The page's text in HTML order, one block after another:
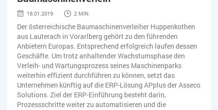
18.01.2019 2 MIN.
Der österreichische Baumaschinenverleiher Huppenkothen
aus Lauterach in Vorarlberg gehört zu den führenden
Anbietern Europas. Entsprechend erfolgreich laufen dessen
Geschäfte. Um trotz anhaltender Wachstumsphase den
Verleih- und Wartungsprozess seines Maschinenparks
weiterhin effizient durchführen zu können, setzt das
Unternehmen künftig auf die ERP-Lösung APplus der Asseco
Solutions. Ziel der ERP-Einführung besteht darin,
Prozessschritte weiter zu automatisieren und die